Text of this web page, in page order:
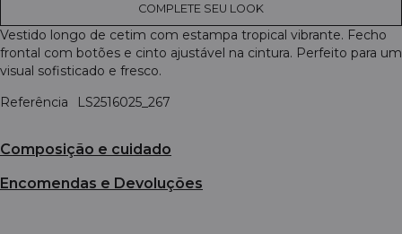
COMPLETE SEU LOOK
Vestido longo de cetim com estampa tropical vibrante. Fecho
frontal com botões e cinto ajustável na cintura. Perfeito para um
visual sofisticado e fresco.
Referência
LS2516025_267
Composição e cuidado
Encomendas e Devoluções